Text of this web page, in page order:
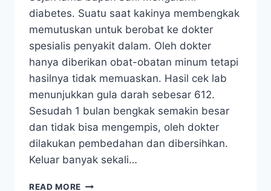
diabetes. Suatu saat kakinya membengkak
memutuskan untuk berobat ke dokter
spesialis penyakit dalam. Oleh dokter
hanya diberikan obat-obatan minum tetapi
hasilnya tidak memuaskan. Hasil cek lab
menunjukkan gula darah sebesar 612.
Sesudah 1 bulan bengkak semakin besar
dan tidak bisa mengempis, oleh dokter
dilakukan pembedahan dan dibersihkan.
Keluar banyak sekali…
READ MORE DIABETES: